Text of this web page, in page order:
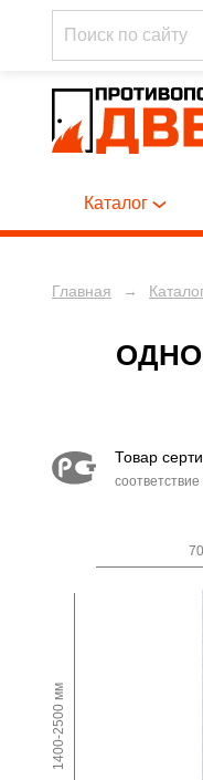
Каталог
Главная →
Товар
1400-2500 мм